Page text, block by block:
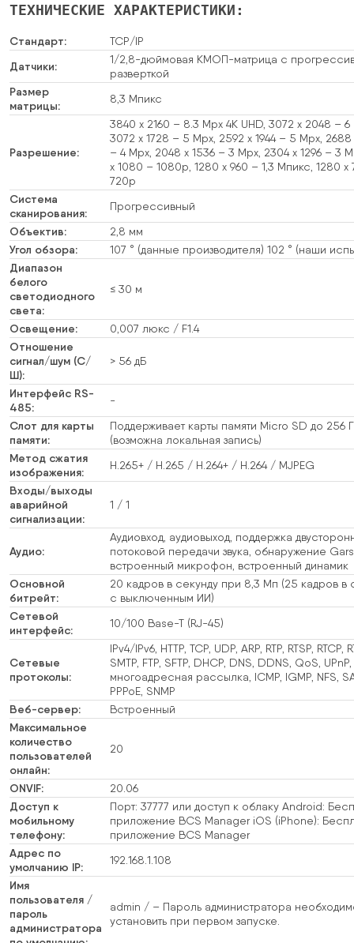
ТЕХНИЧЕСКИЕ ХАРАКТЕРИСТИКИ:
Стандарт: TCP/IP
Датчики:
1/2,8-дюймовая КМОП-матрица с
разверткой
Размер
матрицы:
8,3 Мпикс
Разрешение:
3840 x 2160 – 8.3 Mpx 4K UHD, 3072 x 2048 – 6
3072 x 1728 – 5 Mpx, 2592 x 1944 – 5 Mpx, 2688
– 4 Mpx, 2048 x 1536 – 3 Mpx, 2304 x 1296 – 3
x 1080 – 1080p, 1280 x 960 – 1,3 Мпикс, 1280 x
720p
Система
сканирования:
Прогрессивный
Объектив: 2,8 мм
Угол обзора: 107 ° (данные производителя) 102 ° (наши
Диапазон
белого
светодиодного
света:
≤ 30 м
Освещение: 0,007 люкс / F1.4
Отношение
сигнал/шум (С/
Ш):
> 56 дБ
Интерфейс RS-
485:
-
Слот для карты
памяти:
Поддерживает карты памяти Micro SD до 256
(возможна локальная запись)
Метод сжатия
изображения:
H.265+ / H.265 / H.264+ / H.264 / MJPEG
Входы/выходы
аварийной
сигнализации:
1 / 1
Аудио:
Аудиовход, аудиовыход, поддержка
потоковой передачи звука, обнаружение
встроенный микрофон, встроенный динамик
Основной
битрейт:
20 кадров в секунду при 8,3 Мп (25 кадров в
с выключенным ИИ)
Сетевой
интерфейс:
10/100 Base-T (RJ-45)
Сетевые
протоколы:
IPv4/IPv6, HTTP, TCP, UDP, ARP, RTP, RTSP, RTCP,
SMTP, FTP, SFTP, DHCP, DNS, DDNS, QoS, UPnP,
многоадресная рассылка, ICMP, IGMP, NFS,
PPPoE, SNMP
Веб-сервер: Встроенный
Максимальное
количество
пользователей
онлайн:
20
ONVIF: 20.06
Доступ к
мобильному
телефону:
Порт: 37777 или доступ к облаку Android:
приложение BCS Manager iOS (iPhone):
приложение BCS Manager
Адрес по
умолчанию IP:
192.168.1.108
Имя
пользователя /
пароль
администратора
admin / – Пароль администратора
установить при первом запуске.